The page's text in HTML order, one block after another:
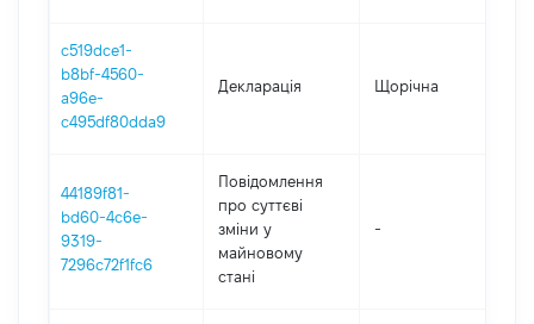
c519dce1-
b8bf-4560-
a96e-
c495df80dda9
Декларація Щорічна
44189f81-
bd60-4c6e-
9319-
7296c72f1fc6
Повідомлення
про суттєві
зміни y
майновому
стані
-